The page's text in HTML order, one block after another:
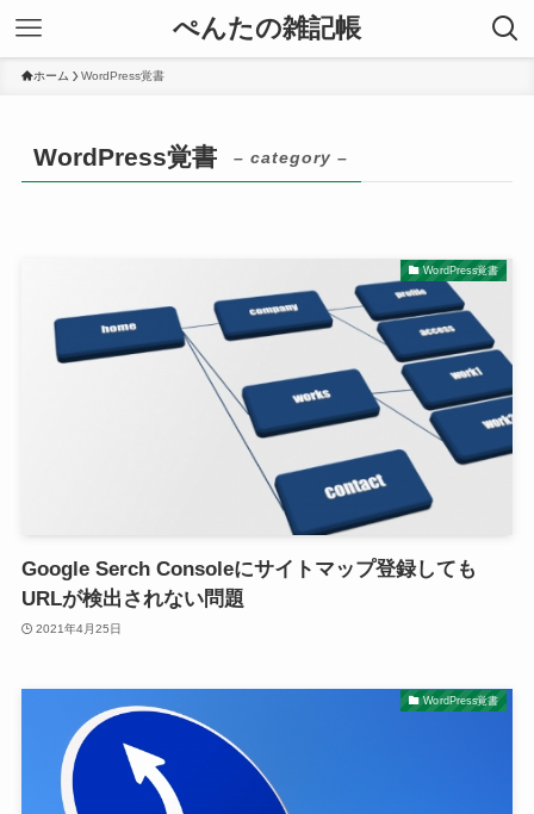
ぺんたの雑記帳
ホーム WordPress覚書
WordPress覚書 – category –
WordPress覚書
Google Serch Consoleにサイトマップ登録しても
URLが検出されない問題
2021年4月25日
WordPress覚書